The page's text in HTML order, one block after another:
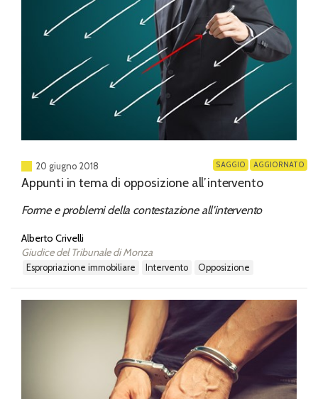
20 giugno 2018 AGGIORNATO
SAGGIO
Appunti in tema di opposizione all’intervento
Forme e problemi della contestazione all'intervento
Alberto Crivelli
Giudice del Tribunale di Monza
espropriazione immobiliare intervento opposizione